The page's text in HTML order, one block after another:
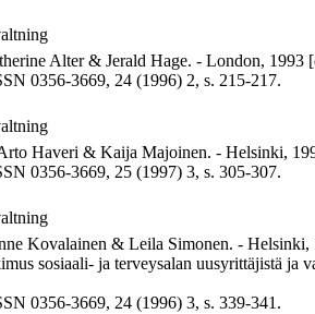
Alter & Jerald Hage. - London,
0356-3669, 24 (1996) 2, s. 215-217.
Haveri & Kaija Majoinen. - Helsinki,
0356-3669, 25 (1997) 3, s. 305-307.
Kovalainen & Leila Simonen. -
sosiaali- ja terveysalan uusyrittäjistä
0356-3669, 24 (1996) 3, s. 339-341.